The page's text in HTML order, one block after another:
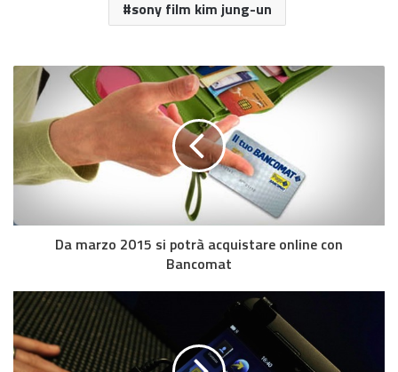
sony film kim jung-un
Da marzo 2015 si potrà acquistare online con
Bancomat